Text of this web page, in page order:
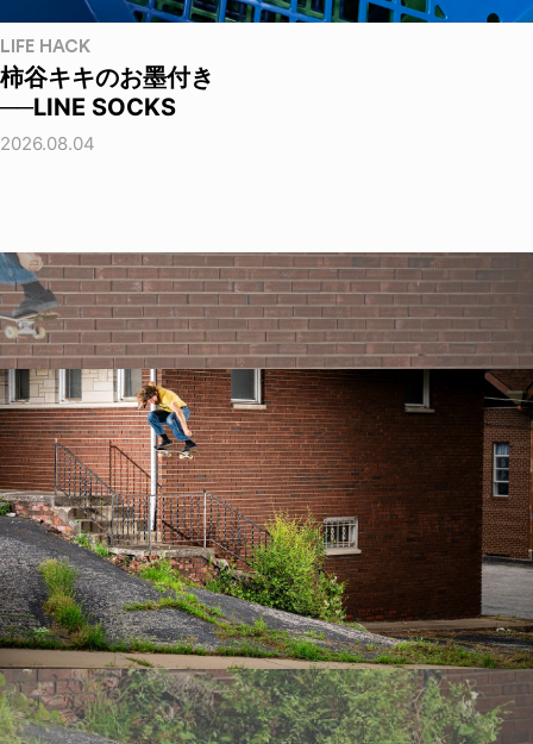
LIFE HACK
柿谷キキのお墨付き
──LINE SOCKS
2026.08.04